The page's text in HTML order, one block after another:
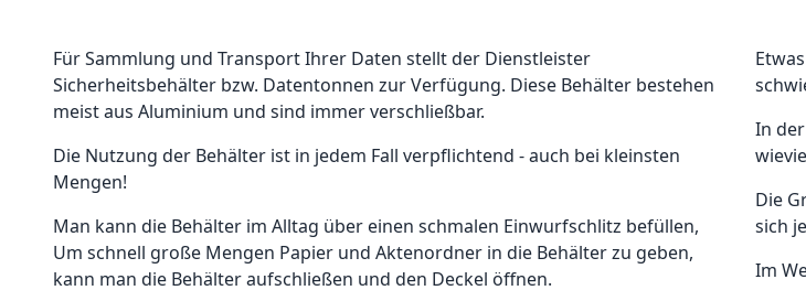
Für Sammlung und Transport Ihrer Daten stellt der Dienstleister
Sicherheitsbehälter bzw. Datentonnen zur Verfügung. Diese Behälter bestehen
meist aus Aluminium und sind immer verschließbar.
Die Nutzung der Behälter ist in jedem Fall verpflichtend - auch bei kleinsten
Mengen!
Man kann die Behälter im Alltag über einen schmalen Einwurfschlitz befüllen,
Um schnell große Mengen Papier und Aktenordner in die Behälter zu geben,
kann man die Behälter aufschließen und den Deckel öffnen.
In
Die
sich
Im